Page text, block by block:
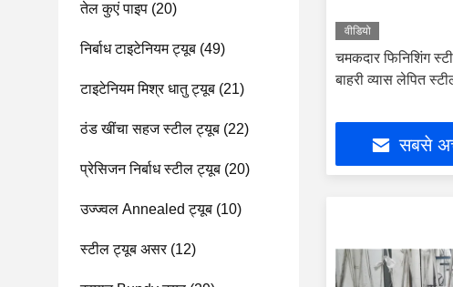
तेल कुएं पाइप (20)
निर्बाध टाइटेनियम ट्यूब (49)
टाइटेनियम मिश्र धातु ट्यूब (21)
ठंड खींचा सहज स्टील ट्यूब (22)
प्रेसिजन निर्बाध स्टील ट्यूब (20)
उज्ज्वल Annealed ट्यूब (10)
स्टील ट्यूब असर(12)
वीडियो
चमकदार फिनिशिंग
बाहरी व्यास लेपित
सबसे